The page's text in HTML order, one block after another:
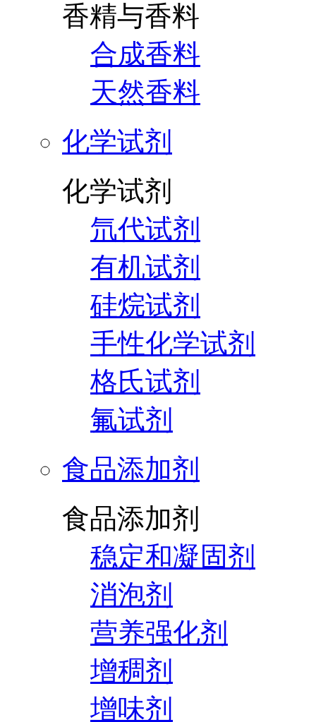
香精与香料
合成香料
天然香料
化学试剂
化学试剂
氘代试剂
有机试剂
硅烷试剂
手性化学试剂
格氏试剂
氟试剂
食品添加剂
食品添加剂
稳定和凝固剂
消泡剂
营养强化剂
增稠剂
增味剂